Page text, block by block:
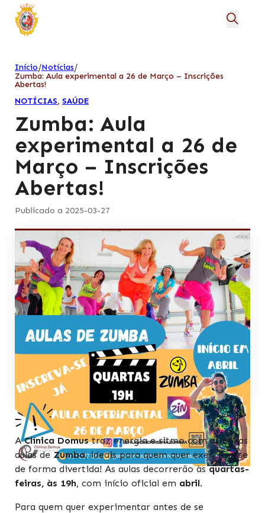
Início/Notícias/
Zumba: Aula experimental a 26 de Março – Inscrições
Abertas!
NOTÍCIAS, SAÚDE
Zumba: Aula
experimental a 26 de
Março – Inscrições
Abertas!
Publicado a 2025-03-27
AClínica Domustraz energia e ritmo com as novas
aulas deZumba, ideais para quem quer exercitar-se
de forma divertida! As aulas decorrerão àsquartas-
feiras, às 19h, com início oficial em abril.
Para quem quer experimentar antes de se